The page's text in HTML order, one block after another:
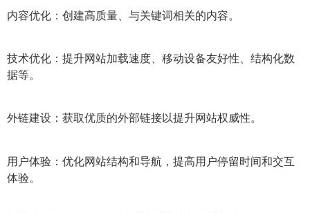
内容优化：创建高质量、与关键词相关的内容。
技术优化：提升网站加载速度、移动设备友好性、结构化数
据等。
外链建设：获取优质的外部链接以提升网站权威性。
用户体验：优化网站结构和导航，提高用户停留时间和交互
体验。